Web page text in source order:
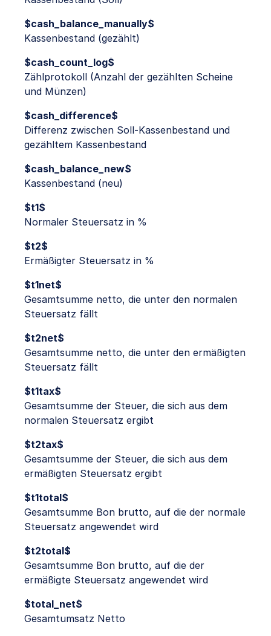
$cash_balance_manually$
Kassenbestand (gezählt)
$cash_count_log$
Zählprotokoll (Anzahl der gezählten Scheine
und Münzen)
$cash_difference$
Differenz zwischen Soll-Kassenbestand und
gezähltem Kassenbestand
$cash_balance_new$
Kassenbestand (neu)
$t1$
Normaler Steuersatz in %
$t2$
Ermäßigter Steuersatz in %
$t1net$
Gesamtsumme netto, die unter den normalen
Steuersatz fällt
$t2net$
Gesamtsumme netto, die unter den ermäßigten
Steuersatz fällt
$t1tax$
Gesamtsumme der Steuer, die sich aus dem
normalen Steuersatz ergibt
$t2tax$
Gesamtsumme der Steuer, die sich aus dem
ermäßigten Steuersatz ergibt
$t1total$
Gesamtsumme Bon brutto, auf die der normale
Steuersatz angewendet wird
$t2total$
Gesamtsumme Bon brutto, auf die der
ermäßigte Steuersatz angewendet wird
$total_net$
Gesamtumsatz Netto